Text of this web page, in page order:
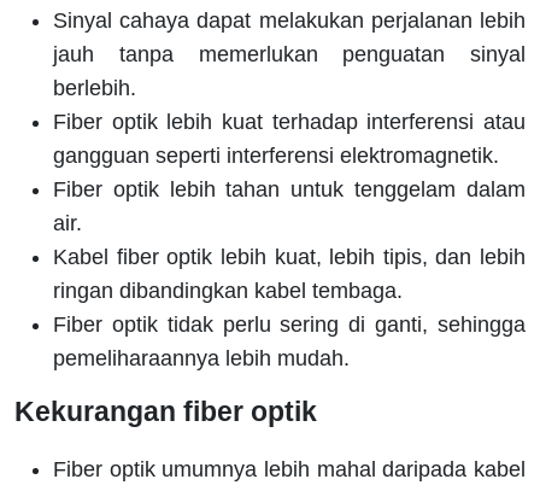
Sinyal cahaya dapat melakukan perjalanan lebih
jauh tanpa memerlukan penguatan sinyal
berlebih.
Fiber optik lebih kuat terhadap interferensi atau
gangguan seperti interferensi elektromagnetik.
Fiber optik lebih tahan untuk tenggelam dalam
air.
Kabel fiber optik lebih kuat, lebih tipis, dan lebih
ringan dibandingkan kabel tembaga.
Fiber optik tidak perlu sering di ganti, sehingga
pemeliharaannya lebih mudah.
Kekurangan fiber optik
Fiber optik umumnya lebih mahal daripada kabel